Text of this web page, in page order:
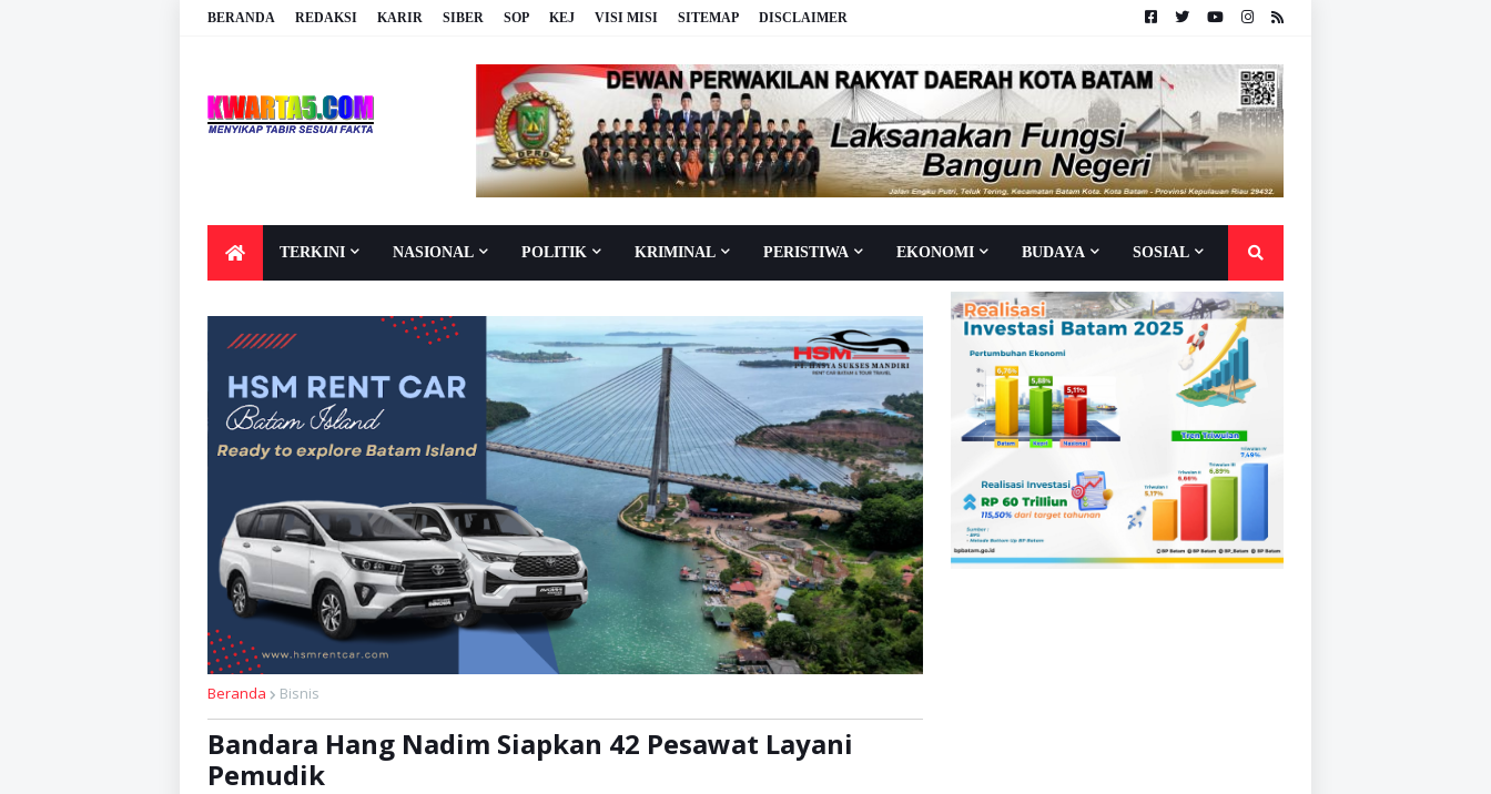
BERANDA REDAKSI KARIR SIBER SOP KEJ VISI MISI SITEMAP DISCLAIMER
TERKINI NASIONAL POLITIK KRIMINAL PERISTIWA EKONOMI BUDAYA SOSIAL
Beranda Bisnis
Bandara Hang Nadim Siapkan 42 Pesawat Layani
Pemudik